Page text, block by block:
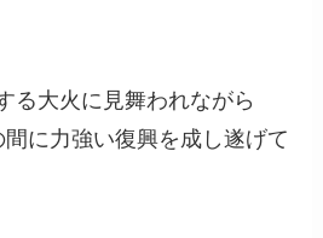
る大火に見舞われながら
に力強い復興を成し遂げて